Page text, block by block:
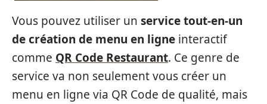
Vous pouvez utiliser un service tout-en-un
de création de menu en ligne interactif
comme QR Code Restaurant. Ce genre de
service va non seulement vous créer un
menu en ligne via QR Code de qualité, mais